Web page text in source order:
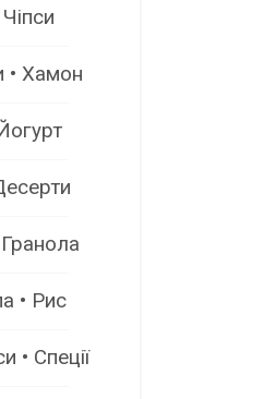
• Хамон
Гранола
• Рис
• Спеції